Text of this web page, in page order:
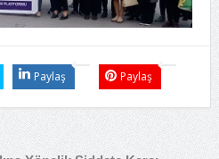
Paylaş Paylaş